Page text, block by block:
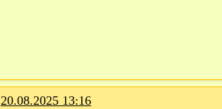
20.08.2025 13:16